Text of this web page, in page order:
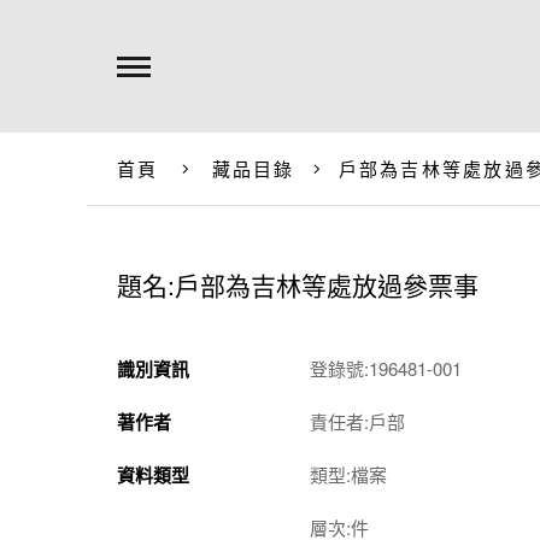
首頁 藏品目錄 戶部為吉林等處放過
題名:戶部為吉林等處放過參票事
識別資訊 登錄號:196481-001
著作者 責任者:戶部
資料類型 類型:檔案
層次:件